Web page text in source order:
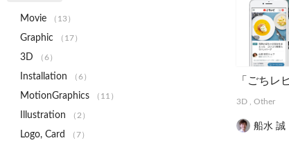
3D Other
船水 誠
Movie （13）
Graphic （17）
3D （6）
Installation （6）
MotionGraphics （11）
Illustration （2）
Logo, Card （7）